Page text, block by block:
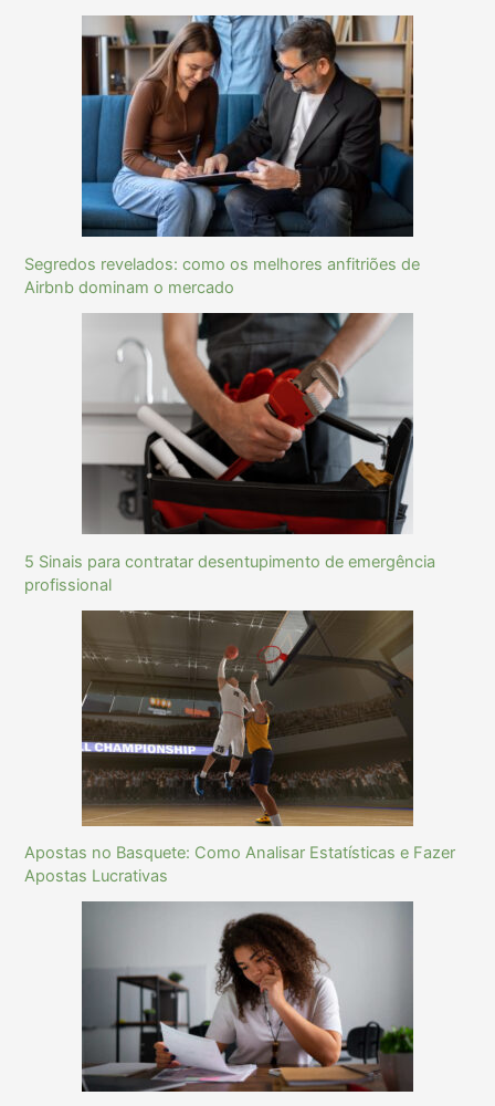
Segredos revelados: como os melhores anfitriões de
Airbnb dominam o mercado
5 Sinais para contratar desentupimento de emergência
profissional
Apostas no Basquete: Como Analisar Estatísticas e Fazer
Apostas Lucrativas